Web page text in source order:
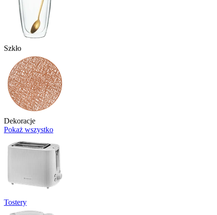
Szkło
Dekoracje
Pokaż wszystko
Tostery